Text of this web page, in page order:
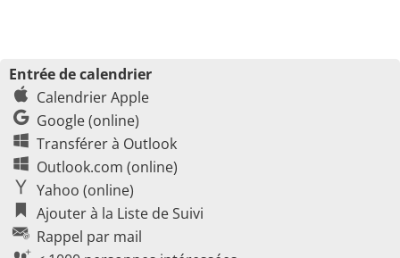
Entrée de calendrier
Calendrier Apple
Google (online)
Transférer à Outlook
Outlook.com (online)
Yahoo (online)
Ajouter à la Liste de Suivi
Rappel par mail